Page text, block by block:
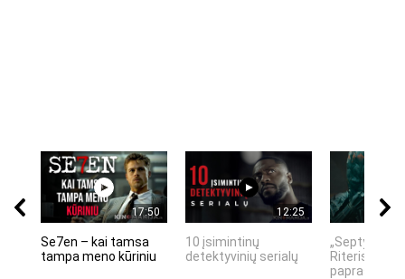
17:50
Se7en – kai tamsa
tampa meno kūriniu
12:25
10 įsimintinų
detektyvinių serialų
„Septynių
Riteris" – kai